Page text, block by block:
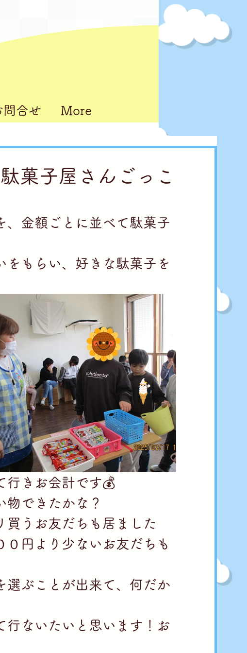
問合せ More
菓子屋さんごっこ
、金額ごとに並べて駄菓子
をもらい、好きな駄菓子を
行きお会計です💰
物できたかな？
買うお友だちも居ました
０円より少ないお友だちも
選ぶことが出来て、何だか
行ないたいと思います！お